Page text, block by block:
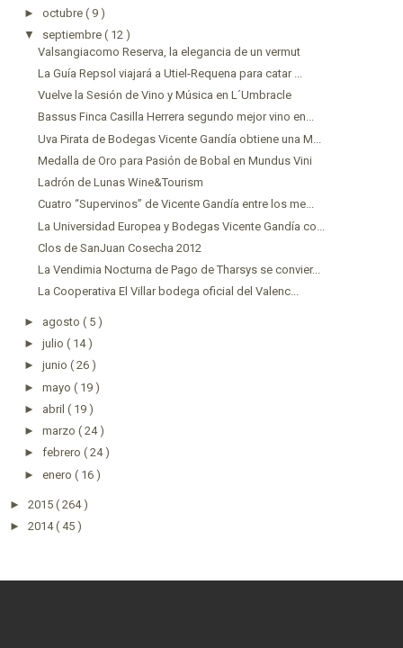
► octubre ( 9 )
▼ septiembre ( 12 )
Valsangiacomo Reserva, la elegancia de un vermut
La Guía Repsol viajará a Utiel-Requena para catar ...
Vuelve la Sesión de Vino y Música en L´Umbracle
Bassus Finca Casilla Herrera segundo mejor vino en...
Uva Pirata de Bodegas Vicente Gandía obtiene una M...
Medalla de Oro para Pasión de Bobal en Mundus Vini
Ladrón de Lunas Wine&Tourism
Cuatro “Supervinos” de Vicente Gandía entre los me...
La Universidad Europea y Bodegas Vicente Gandía co...
Clos de SanJuan Cosecha 2012
La Vendimia Nocturna de Pago de Tharsys se convier...
La Cooperativa El Villar bodega oficial del Valenc...
► agosto ( 5 )
► julio ( 14 )
► junio ( 26 )
► mayo ( 19 )
► abril ( 19 )
► marzo ( 24 )
► febrero ( 24 )
► enero ( 16 )
► 2015 ( 264 )
► 2014( 45 )